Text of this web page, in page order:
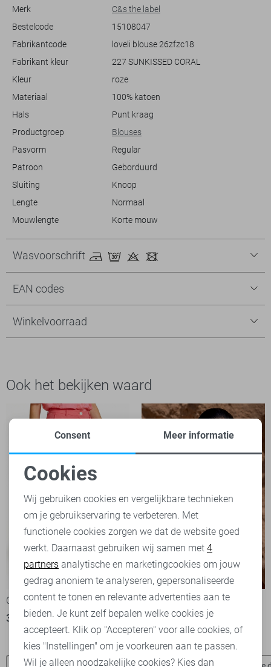
Gemaakt van 100% katoen, biedt deze blouse een ademende en
ervoor dat je moeiteloos opvalt. Dankzij de normale lengte en de
veelzijdigheid qua styling, combineer je deze blouse eenvoudig met
een luchtige broek of je favoriete jeans. Of je nu een middag in het
blouse is de perfecte keuze voor elke gelegenheid.
Merk
C&s the label
Bestelcode
15108047
Fabrikantcode
loveli blouse 26zfzc18
Fabrikant kleur
227 SUNKISSED CORAL
Kleur
roze
Materiaal
100% katoen
Hals
Punt kraag
Productgroep
Blouses
Pasvorm
Regular
Patroon
Geborduurd
Sluiting
Knoop
Lengte
Normaal
Mouwlengte
Korte mouw
Wasvoorschrift
EAN codes
Winkelvoorraad
Ook het bekijken waard
C&S The Label Broek
30,00 59,99
Geisha Blouse
40,00 79,99
Noodzakelijke cookies
Personalisatie cookies
Analytische cookies
Marketing cookies
Consent Meer informatie
Cookies
Wij gebruiken cookies en vergelijkbare technieken
om je gebruikservaring te verbeteren. Met
functionele cookies zorgen we dat de website goed
werkt. Daarnaast gebruiken wij samen met 4
partners analytische en marketingcookies om jouw
gedrag anoniem te analyseren, gepersonaliseerde
content te tonen en relevante advertenties aan te
bieden. Je kunt zelf bepalen welke cookies je
accepteert. Klik op "Accepteren" voor alle cookies, of
kies "Instellingen" om je voorkeuren aan te passen.
Wil je alleen noodzakelijke cookies? Kies dan